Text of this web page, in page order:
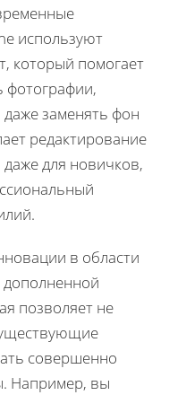
используют
который помогает
фотографии,
заменять фон
редактирование
для новичков,
в области
дополненной
позволяет не
совершенно
Например, вы